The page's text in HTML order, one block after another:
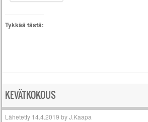
Tykkää tästä:
KEVÄTKOKOUS
Lähetetty 14.4.2019 byJ.Kaapa